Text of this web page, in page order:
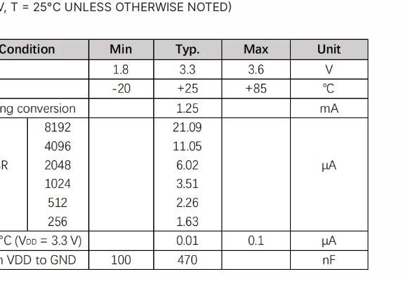
T = 25°C UNLESS OTHERWISE NOTED)